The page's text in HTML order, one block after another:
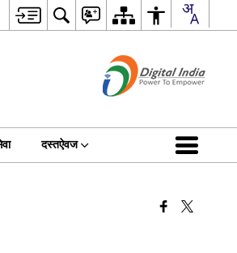
दस्तऐवज